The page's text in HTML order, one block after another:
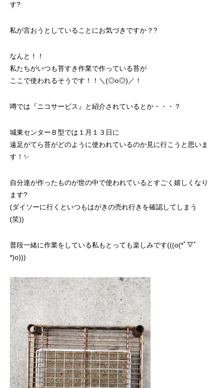
す?
私が言おうとしていることにお気づきですか？?
なんと！！
私たちがいつも苔すき作業で作っている苔が
ここで使われるそうです！！＼(◎o◎)／！
噂では『ニコサービス』と紹介されているとか・・・？
城東センターＢ型では１月１３日に
遠足がてら苔がどのように使われているのか見に行こうと思いま
す！✨
自分達が作ったものが世の中で使われているとすごく嬉しくなり
ます?
(ダイソーに行くといつもはがきの売れ行きを確認してしまう
(笑))
普段一緒に作業をしている私もとっても楽しみです(((o(*ﾟ▽ﾟ
*)o)))